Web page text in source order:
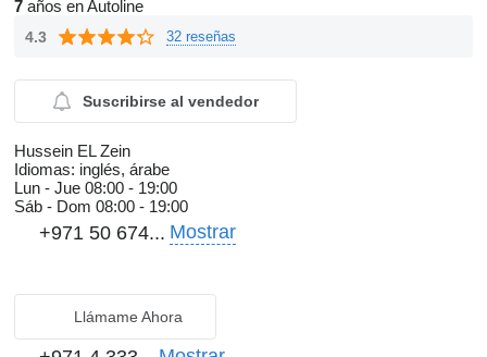
7 años en Autoline
4.3 32 reseñas
Suscribirse al vendedor
Hussein EL Zein
Idiomas: inglés, árabe
Lun - Jue 08:00 - 19:00
Sáb - Dom 08:00 - 19:00
+971 50 674... Mostrar
Llámame Ahora